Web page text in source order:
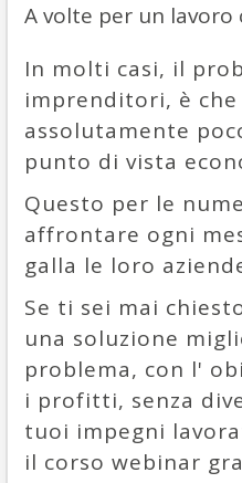
A volte per un lavoro
In molti casi, il
imprenditori, è
assolutamente
punto di vista
Questo per le
affrontare ogni
galla le loro
Se ti sei mai
una soluzione
problema, con l'
i profitti, senza
tuoi impegni
il corso webinar